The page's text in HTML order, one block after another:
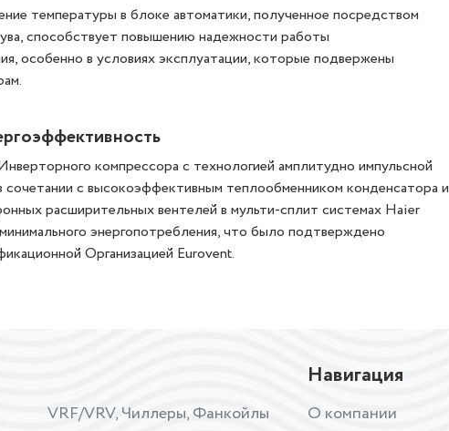
температуры в блоке автоматики, полученное посредством
способствует повышению надежности работы
особенно в условиях эксплуатации, которые подвержены
компрессора с технологией амплитудно импульсной
с высокоэффективным теплообменником конденсатора и
расширительных вентелей в мульти-сплит системах Haier
энергопотребления, что было подтверждено
Организацией Eurovent.
VRF/VRV, Чиллеры, Фанкойлы
Навигация
О компании